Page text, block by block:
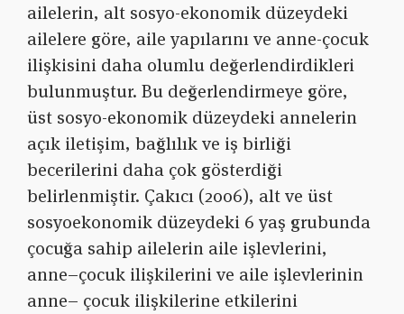
ailelerin, alt sosyo-ekonomik düzeydeki
ailelere göre, aile yapılarını ve anne-çocuk
ilişkisini daha olumlu değerlendirdikleri
bulunmuştur. Bu değerlendirmeye göre,
üst sosyo-ekonomik düzeydeki annelerin
açık iletişim, bağlılık ve iş birliği
becerilerini daha çok gösterdiği
belirlenmiştir. Çakıcı (2006), alt ve üst
sosyoekonomik düzeydeki 6 yaş grubunda
çocuğa sahip ailelerin aile işlevlerini,
anne–çocuk ilişkilerini ve aile işlevlerinin
anne– çocuk ilişkilerine etkilerini